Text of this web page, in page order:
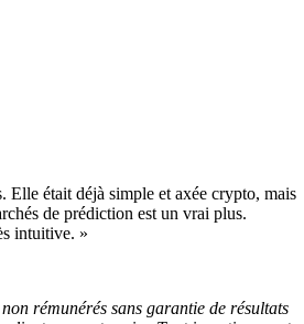
Elle était déjà simple et axée crypto, mais
de prédiction est un vrai plus.
intuitive. »
rémunérés sans garantie de résultats